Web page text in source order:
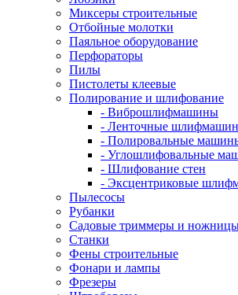
Миксеры строительные
Отбойные молотки
Паяльное оборудование
Перфораторы
Пилы
Пистолеты клеевые
Полирование и шлифование
- Виброшлифмашины
- Ленточные
- Полировальные
- Углошлифовальные
- Шлифование стен
- Эксцентриковые
Пылесосы
Рубанки
Садовые триммеры и
Станки
Фены строительные
Фонари и лампы
Фрезеры